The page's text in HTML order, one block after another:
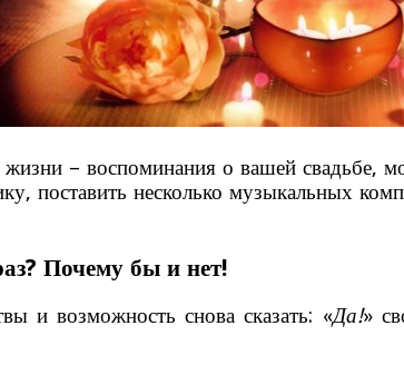
– воспоминания о вашей свадьбе,
поставить несколько музыкальных
Почему бы и нет!
и возможность снова сказать: «Да!»